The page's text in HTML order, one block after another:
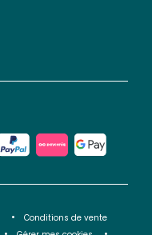
Conditions de vente